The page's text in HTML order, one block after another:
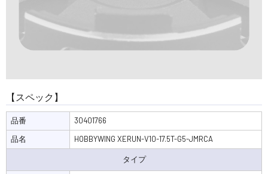
【スペック】
品番
30401766
品名
HOBBYWING XERUN-V10-17.5T-G5-JMRCA
タイプ